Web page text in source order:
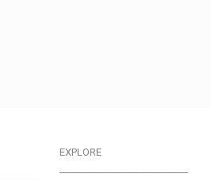
EXPLORE